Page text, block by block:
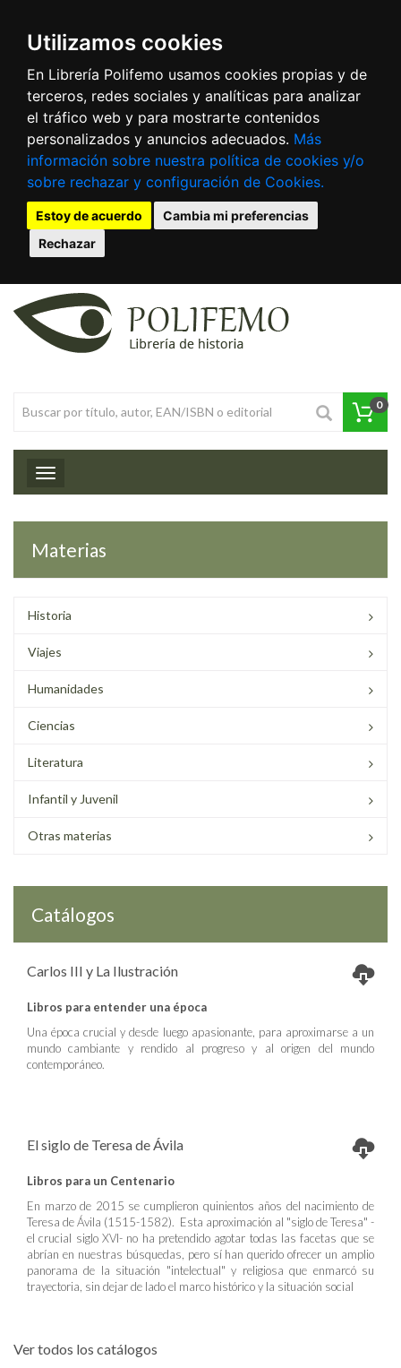
Utilizamos cookies
En Librería Polifemo usamos cookies propias y de
terceros, redes sociales y analíticas para analizar
el tráfico web y para mostrarte contenidos
personalizados y anuncios adecuados. Más
información sobre nuestra política de cookies y/o
sobre rechazar y configuración de Cookies.
Estoy de acuerdo
Cambia mi preferencias
Rechazar
0
Toggle navigation
Materias
Historia
Viajes
Humanidades
Ciencias
Literatura
Infantil y Juvenil
Otras materias
Catálogos
Carlos III y La Ilustración
Libros para entender una época
Una época crucial y desde luego apasionante, para aproximarse a un
mundo cambiante y rendido al progreso y al origen del mundo
contemporáneo.
El siglo de Teresa de Ávila
Libros para un Centenario
En marzo de 2015 se cumplieron quinientos años del nacimiento de
Teresa de Ávila (1515-1582). Esta aproximación al "siglo de Teresa" -
el crucial siglo XVI- no ha pretendido agotar todas las facetas que se
abrían en nuestras búsquedas, pero sí han querido ofrecer un amplio
panorama de la situación "intelectual" y religiosa que enmarcó su
trayectoria, sin dejar de lado el marco histórico y la situación social
Ver todos los catálogos